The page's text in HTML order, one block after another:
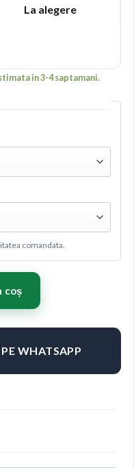
La alegere
in 3-4 saptamani.
comandata.
48 BLANK Brushed
coș
WHATSAPP